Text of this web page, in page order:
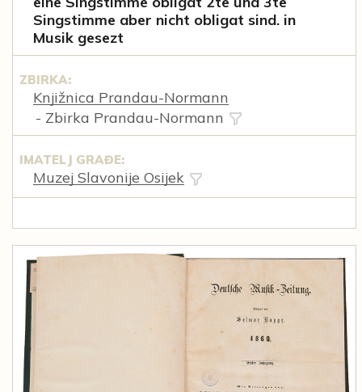
Singstimme aber nicht obligat sind. in
Musik gesezt
ZBIRKA:
Knjižnica Prandau-Normann
- Zbirka Prandau-Normann
IMATELJ GRAĐE:
Muzej Slavonije Osijek